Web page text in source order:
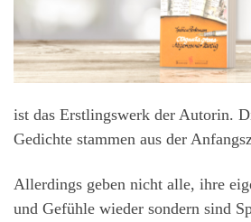
ist das Erstlingswerk der Autorin.
Gedichte stammen aus der
Allerdings geben nicht alle, ihre
und Gefühle wieder sondern sind